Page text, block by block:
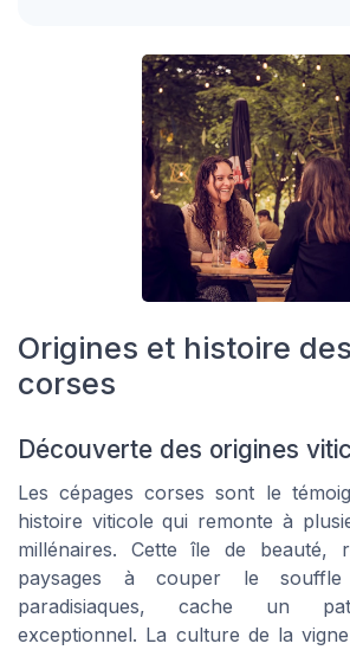
Origines et histoire
corses
Découverte des origines
Les cépages corses sont le
histoire viticole qui remonte à
millénaires. Cette île de beauté,
paysages à couper le
paradisiaques, cache un
exceptionnel. La culture de la